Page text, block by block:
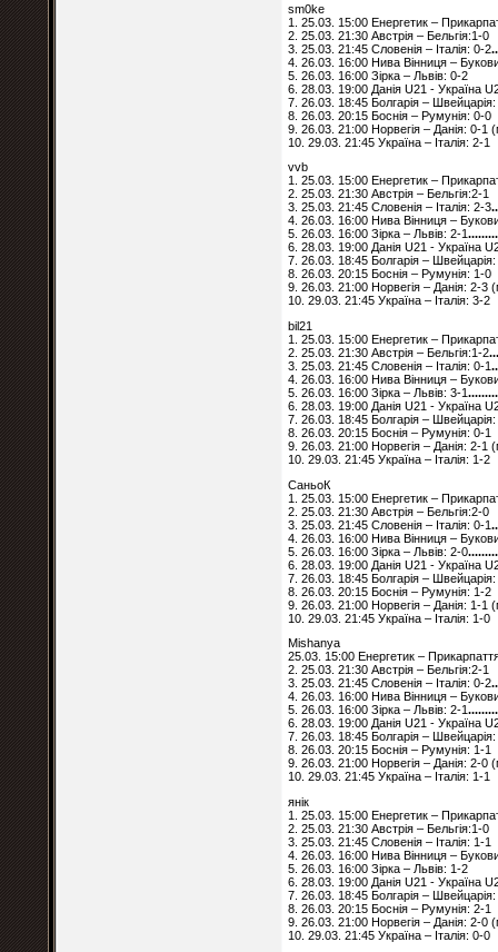
sm0ke
1. 25.03. 15:00 Енергетик –
2. 25.03. 21:30 Австрія – Бельгія:1-0
3. 25.03. 21:45 Словенія – Італія: 0-2
4. 26.03. 16:00 Нива Вінниця –
5. 26.03. 16:00 Зірка – Львів: 0-2
6. 28.03. 19:00 Данія U21 - Україна
7. 26.03. 18:45 Болгарія –
8. 26.03. 20:15 Боснія – Румунія: 0-0
9. 26.03. 21:00 Норвегія – Данія: 0-1
10. 29.03. 21:45 Україна – Італія: 2-1
vvb
1. 25.03. 15:00 Енергетик –
2. 25.03. 21:30 Австрія – Бельгія:2-1
3. 25.03. 21:45 Словенія – Італія: 2-3
4. 26.03. 16:00 Нива Вінниця –
5. 26.03. 16:00 Зірка – Львів: 2-1
6. 28.03. 19:00 Данія U21 - Україна
7. 26.03. 18:45 Болгарія –
8. 26.03. 20:15 Боснія – Румунія: 1-0
9. 26.03. 21:00 Норвегія – Данія: 2-3
10. 29.03. 21:45 Україна – Італія: 3-2
bil21
1. 25.03. 15:00 Енергетик –
2. 25.03. 21:30 Австрія – Бельгія:1-2
3. 25.03. 21:45 Словенія – Італія: 0-1
4. 26.03. 16:00 Нива Вінниця –
5. 26.03. 16:00 Зірка – Львів: 3-1
6. 28.03. 19:00 Данія U21 - Україна
7. 26.03. 18:45 Болгарія –
8. 26.03. 20:15 Боснія – Румунія: 0-1
9. 26.03. 21:00 Норвегія – Данія: 2-1
10. 29.03. 21:45 Україна – Італія: 1-2
СаньоК
1. 25.03. 15:00 Енергетик –
2. 25.03. 21:30 Австрія – Бельгія:2-0
3. 25.03. 21:45 Словенія – Італія: 0-1
4. 26.03. 16:00 Нива Вінниця –
5. 26.03. 16:00 Зірка – Львів: 2-0
6. 28.03. 19:00 Данія U21 - Україна
7. 26.03. 18:45 Болгарія –
8. 26.03. 20:15 Боснія – Румунія: 1-2
9. 26.03. 21:00 Норвегія – Данія: 1-1
10. 29.03. 21:45 Україна – Італія: 1-0
Мishanya
25.03. 15:00 Енергетик –
2. 25.03. 21:30 Австрія – Бельгія:2-1
3. 25.03. 21:45 Словенія – Італія: 0-2
4. 26.03. 16:00 Нива Вінниця –
5. 26.03. 16:00 Зірка – Львів: 2-1
6. 28.03. 19:00 Данія U21 - Україна
7. 26.03. 18:45 Болгарія –
8. 26.03. 20:15 Боснія – Румунія: 1-1
9. 26.03. 21:00 Норвегія – Данія: 2-0
10. 29.03. 21:45 Україна – Італія: 1-1
янік
1. 25.03. 15:00 Енергетик –
2. 25.03. 21:30 Австрія – Бельгія:1-0
3. 25.03. 21:45 Словенія – Італія: 1-1
4. 26.03. 16:00 Нива Вінниця –
5. 26.03. 16:00 Зірка – Львів: 1-2
6. 28.03. 19:00 Данія U21 - Україна
7. 26.03. 18:45 Болгарія –
8. 26.03. 20:15 Боснія – Румунія: 2-1
9. 26.03. 21:00 Норвегія – Данія: 2-0
10. 29.03. 21:45 Україна – Італія: 0-0